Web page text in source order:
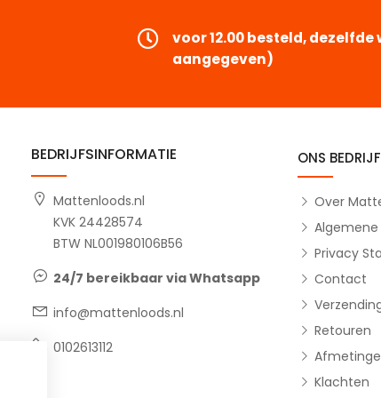
voor 12.00 besteld,
aangegeven)
15-04-2026Jeanette, Woudenberg
14-
Top
kreeg
of ik
ook
BEDRIJFSINFORMATIE
Mattenloods.nl
KVK 24428574
BTW NL001980106B56
24/7 bereikbaar via Whatsapp
info@mattenloods.nl
0102613112
ONS BEDRIJF
Over
Privacy
Contact
Retouren
Klachten